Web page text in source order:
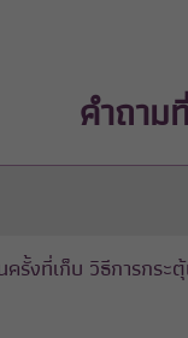
คำถาม
รั้งที่เก็บ วิธีการกร